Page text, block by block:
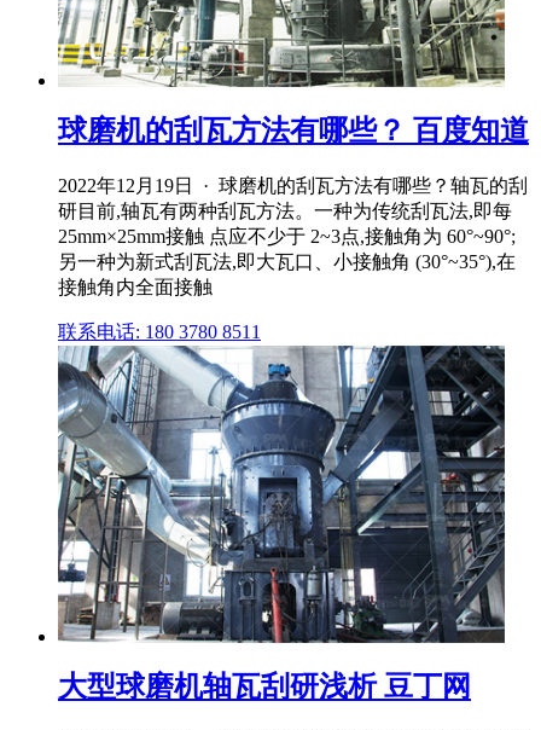
球磨机的刮瓦方法有哪些？ 百度知道
2022年12月19日 · 球磨机的刮瓦方法有哪些？轴瓦的刮
研目前,轴瓦有两种刮瓦方法。一种为传统刮瓦法,即每
25mm×25mm接触 点应不少于 2~3点,接触角为 60°~90°;
另一种为新式刮瓦法,即大瓦口、小接触角 (30°~35°),在
接触角内全面接触
联系电话: 180 3780 8511
大型球磨机轴瓦刮研浅析 豆丁网